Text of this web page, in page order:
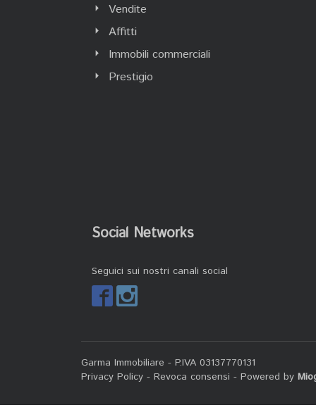
Vendite
Affitti
Immobili commerciali
Prestigio
Social Networks
Seguici sui nostri canali social
Garma Immobiliare - P.IVA 03137770131
Privacy Policy - Revoca consensi - Powered by